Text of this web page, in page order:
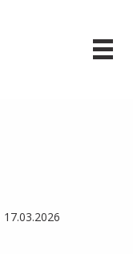
17.03.2026